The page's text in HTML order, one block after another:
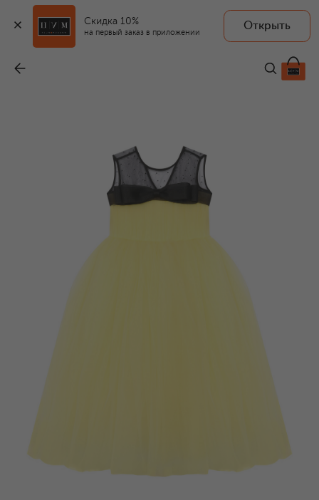
Скидка 10%
на первый заказ в приложении
Открыть
59 900 ₽